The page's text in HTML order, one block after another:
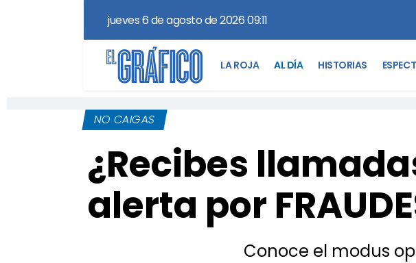
jueves 6 de agosto de 2026 09:11
LA ROJA AL DÍA HISTORIAS
NO CAIGAS
¿Recibes
alerta por
Conoce el modus